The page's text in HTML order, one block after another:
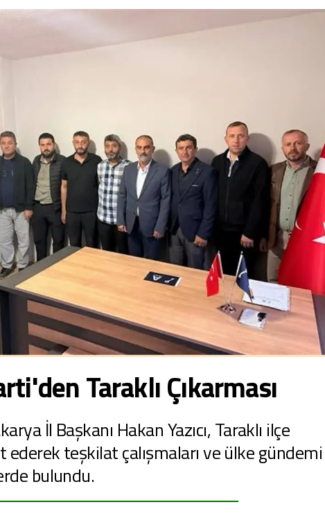
Taraklı Çıkarması
İl Başkanı Hakan Yazıcı, Taraklı ilçe
ederek teşkilat çalışmaları ve ülke gündemi
bulundu.